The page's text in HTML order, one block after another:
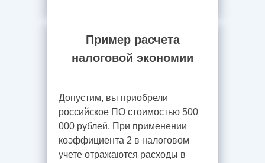
Пример расчета
налоговой экономии
Допустим, вы приобрели
российское ПО стоимостью 500
000 рублей. При применении
коэффициента 2 в налоговом
учете отражаются расходы в